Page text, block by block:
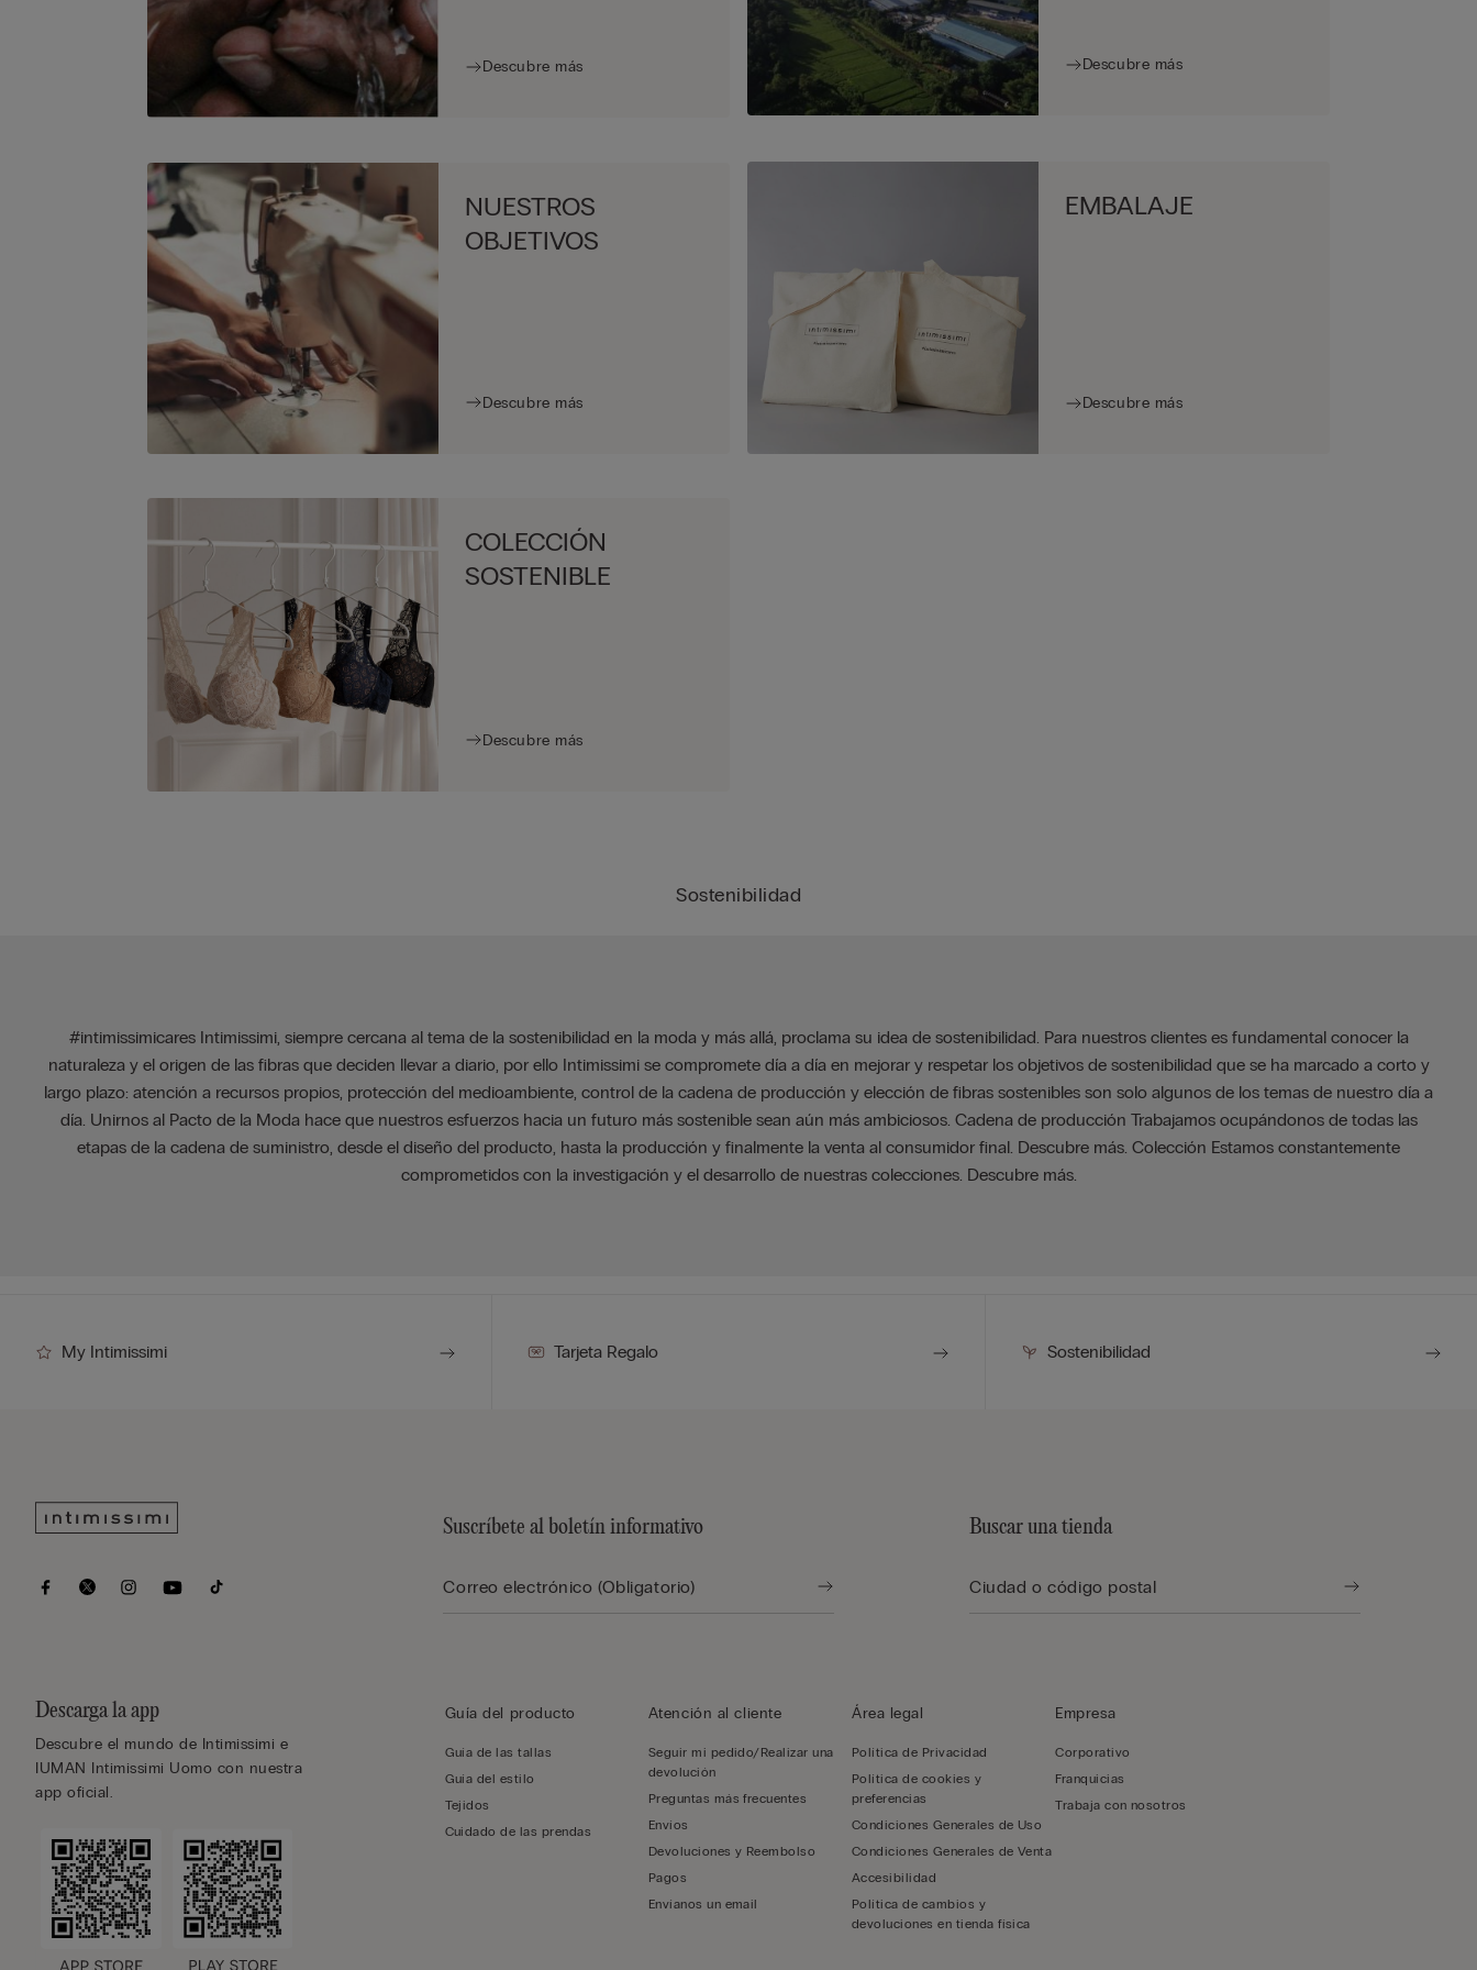
Sostenibilidad
#intimissimicares Intimissimi, siempre cercana al tema de la sostenibilidad en la moda y más allá, proclama su idea de sostenibilidad. Para nuestros clientes es fundamental conocer la
naturaleza y el origen de las fibras que deciden llevar a diario, por ello Intimissimi se compromete día a día en mejorar y respetar los objetivos de sostenibilidad que se ha marcado a corto y
largo plazo: atención a recursos propios, protección del medioambiente, control de la cadena de producción y elección de fibras sostenibles son solo algunos de los temas de nuestro día a
día. Unirnos al Pacto de la Moda hace que nuestros esfuerzos hacia un futuro más sostenible sean aún más ambiciosos. Cadena de producción Trabajamos ocupándonos de todas las
etapas de la cadena de suministro, desde el diseño del producto, hasta la producción y finalmente la venta al consumidor final. Descubre más. Colección Estamos constantemente
comprometidos con la investigación y el desarrollo de nuestras colecciones. Descubre más.
Descubre más Descubre más
NUESTROS
OBJETIVOS
Descubre más
EMBALAJE
Descubre más
COLECCIÓN
SOSTENIBLE
Descubre más
My Intimissimi Tarjeta Regalo Sostenibilidad
Descarga la app
Descubre el mundo de Intimissimi e
IUMAN Intimissimi Uomo con nuestra
app oficial.
Suscríbete al boletín informativo Buscar una tienda
Guía del producto
Guía de las tallas
Guía del estilo
Tejidos
Cuidado de las prendas
Atención al cliente
Seguir mi pedido/Realizar una
devolución
Preguntas más frecuentes
Envíos
Devoluciones y Reembolso
Pagos
Envíanos un email
Área legal
Política de Privacidad
Política de cookies y
preferencias
Condiciones Generales de Uso
Condiciones Generales de Venta
Accesibilidad
Política de cambios y
devoluciones en tienda física
Empresa
Corporativo
Franquicias
Trabaja con nosotros